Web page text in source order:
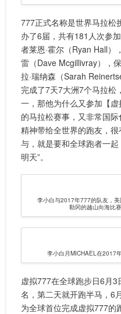
777正式名称是世界马拉松
办了6届，共有181人次参
者莱恩·霍尔（Ryan Hall）
雷（Dave Mcgillivray），
拉·瑞纳森（Sarah
完成了7天7大洲7个马拉松
一，那他为什么又参加【
的马拉松赛事，又非常国
精神带给全世界的跑友，
与，就是要和全球跑者一
明天”。
李小白与2017年777的队友，
勒冈的越山向海比
李小白月MICHAEL在2017
虚拟777在全球跑步日6月
名，第二天就开跑半马，6
为全球首位完成虚拟777的